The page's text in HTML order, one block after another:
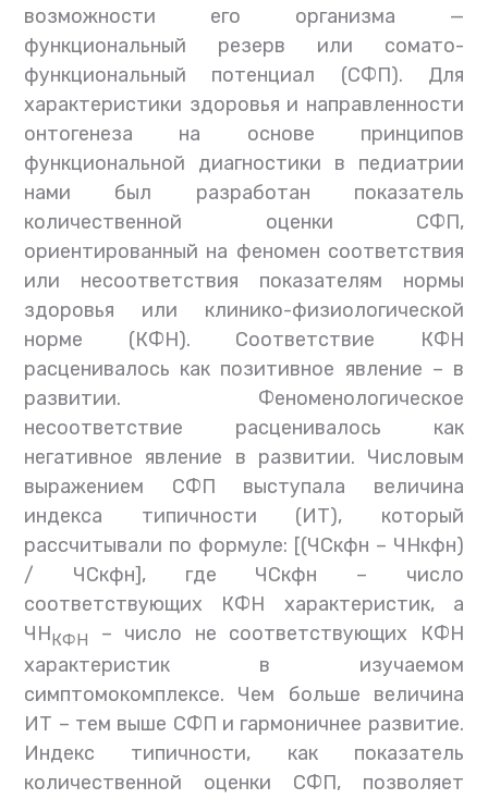
возможности его организма —
функциональный резерв или сомато-
функциональный потенциал (СФП). Для
характеристики здоровья и направленности
онтогенеза на основе принципов
функциональной диагностики в педиатрии
нами был разработан показатель
количественной оценки СФП,
ориентированный на феномен соответствия
или несоответствия показателям нормы
здоровья или клинико-физиологической
норме (КФН). Соответствие КФН
расценивалось как позитивное явление – в
развитии. Феноменологическое
несоответствие расценивалось как
негативное явление в развитии. Числовым
выражением СФП выступала величина
индекса типичности (ИТ), который
рассчитывали по формуле: [(ЧСкфн – ЧНкфн)
/ ЧСкфн], где ЧСкфн – число
соответствующих КФН характеристик, а
ЧНКФН
– число не соответствующих КФН
характеристик в изучаемом
симптомокомплексе. Чем больше величина
ИТ – тем выше СФП и гармоничнее развитие.
Индекс типичности, как показатель
количественной оценки СФП, позволяет